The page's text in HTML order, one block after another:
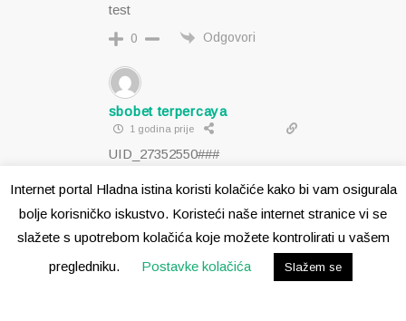
test
0 Odgovori
sbobet terpercaya
1 godina prije
UID_27352550###
Internet portal Hladna istina koristi kolačiće kako bi vam osigurala
bolje korisničko iskustvo. Koristeći naše internet stranice vi se
slažete s upotrebom kolačića koje možete kontrolirati u vašem
pregledniku.
Postavke kolačića Slažem se